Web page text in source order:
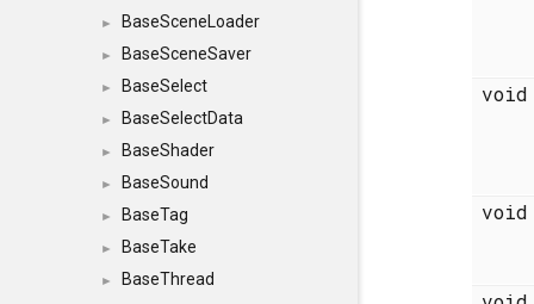
► BaseSceneLoader
► BaseSceneSaver
► BaseSelect
► BaseSelectData
► BaseShader
► BaseSound
► BaseTag
► BaseTake
►
BaseThread